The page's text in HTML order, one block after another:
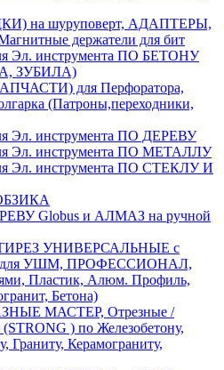
на шуруповерт, АДАПТЕРЫ,
держатели для бит
Эл. инструмента ПО БЕТОНУ
ЗУБИЛА)
для Перфоратора,
(Патроны,переходники,
инструмента ПО ДЕРЕВУ
Эл. инструмента ПО МЕТАЛЛУ
Эл. инструмента ПО СТЕКЛУ И
Globus и АЛМАЗ на ручной
УНИВЕРСАЛЬНЫЕ с
для УШМ, ПРОФЕССИОНАЛ,
Пластик, Алюм. Профиль,
Бетона)
МАСТЕР, Отрезные /
) по Железобетону,
Граниту, Керамограниту,